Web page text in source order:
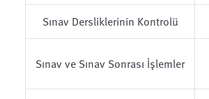
Sınav Dersliklerinin Kontrolü
Sınav ve Sınav Sonrası İşlemler